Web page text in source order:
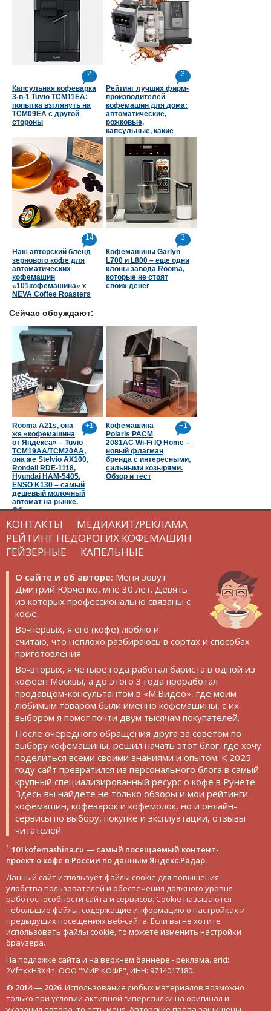
2
Капсульная кофеварка
3-в-1 Tuvio TCM11EA:
попытка взглянуть на
TCM09EA с другой
стороны
3
Рейтинг лучших фирм-
производителей
кофемашин для дома:
автоматические,
рожковые,
капсульные, какие
страны в топе
14
Наш авторский бленд
зернового кофе для
автоматических
кофемашин
«101кофемашина» х
NEVA Coffee Roasters
3
Кофемашины Garlyn
L700 и L800 – еще одни
клоны завода Rooma,
которые не стоят
своих денег
Сейчас обсуждают:
+1
Rooma A21s, она
же «кофемашина
от Яндекса» – Tuvio
TCM19AA/TCM20AA,
она же Stelvio AX100,
Rondell RDE-1118,
Hyundai HAM-5405,
ENSO K130 – самый
дешевый молочный
автомат на рынке.
Обзор и тест
+1
Кофемашина
Polaris PACM
2081AC Wi-Fi IQ Home –
новый флагман
бренда с интересными,
сильными козырями.
Обзор и тест
КОНТАКТЫ
МЕДИАКИТ/РЕКЛАМА
РЕЙТИНГ НЕДОРОГИХ КОФЕМАШИН
ГЕЙЗЕРНЫЕ
КАПЕЛЬНЫЕ
О сайте и об авторе: Меня зовут
Дмитрий Юрченко, мне 30 лет. Девять
из которых профессионально связаны с
кофе.
Во-первых, я его (кофе) люблю и
считаю, что неплохо разбираюсь в сортах и способах
приготовления.
Во-вторых, я четыре года работал бариста в одной из
кофеен Москвы, а до этого 3 года проработал
продавцом-консультантом в «М.Видео», где моим
любимым товаром были именно кофемашины, с их
выбором я помог почти двум тысячам покупателей.
После очередного обращения друга за советом по
выбору кофемашины, решил начать этот блог, где хочу
поделиться всеми своими знаниями и опытом. К 2025
году сайт превратился из персонального блога в самый
крупный специализированный ресурс о кофе в Рунете.
Здесь вы найдете не только обзоры и мои рейтинги
кофемашин, кофеварок и кофемолок, но и онлайн-
сервисы по выбору, покупке и эксплуатации, отзывы
читателей.
1 101kofemashina.ru — самый посещаемый контент-
проект о кофе в России по данным Яндекс.Радар.
Данный сайт использует файлы cookie для повышения
удобства пользователей и обеспечения должного уровня
работоспособности сайта и сервисов. Cookie называются
небольшие файлы, содержащие информацию о настройках и
предыдущих посещениях веб-сайта. Если вы не хотите
использовать файлы cookie, то можете изменить настройки
браузера.
На подложке сайта и на верхнем баннере - реклама. erid:
2VfnxxH3X4n. ООО "МИР КОФЕ", ИНН: 9714017180.
© 2014 — 2026.Использование любых материалов возможно
только при условии активной гиперссылки на оригинал и